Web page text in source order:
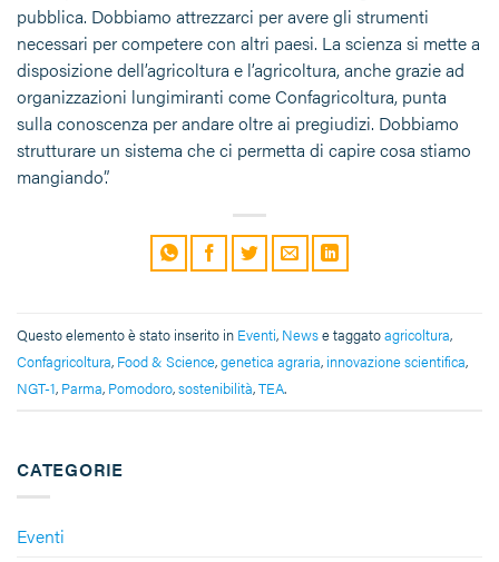
CATEGORIE
Eventi
pubblica. Dobbiamo attrezzarci per avere gli strumenti
necessari per competere con altri paesi. La scienza si mette a
disposizione dell’agricoltura e l’agricoltura, anche grazie ad
organizzazioni lungimiranti come Confagricoltura, punta
sulla conoscenza per andare oltre ai pregiudizi. Dobbiamo
strutturare un sistema che ci permetta di capire cosa stiamo
mangiando”.
Questo elemento è stato inserito in Eventi, Newse taggatoagricoltura,
Confagricoltura, Food & Science,genetica agraria, innovazione scientifica,
NGT-1, Parma, Pomodoro,sostenibilità,TEA.